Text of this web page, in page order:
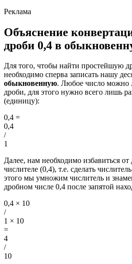
Объяснение
дроби 0,4 в
Для того, чтобы найти простейшую
необходимо сперва записать нашу
обыкновенную. Любое число можно
дроби, для этого нужно всего лишь
(единицу):
0,4 =
0,4
/
1
Далее, нам необходимо избавиться от
числителе (0,4), т.е. сделать
этого мы умножим числитель и
дробном числе 0,4 после запятой
0,4 × 10
/
1 × 10
=
4
/
10